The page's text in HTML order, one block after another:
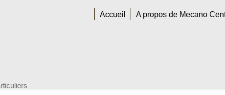
Accueil A propos de Mecano